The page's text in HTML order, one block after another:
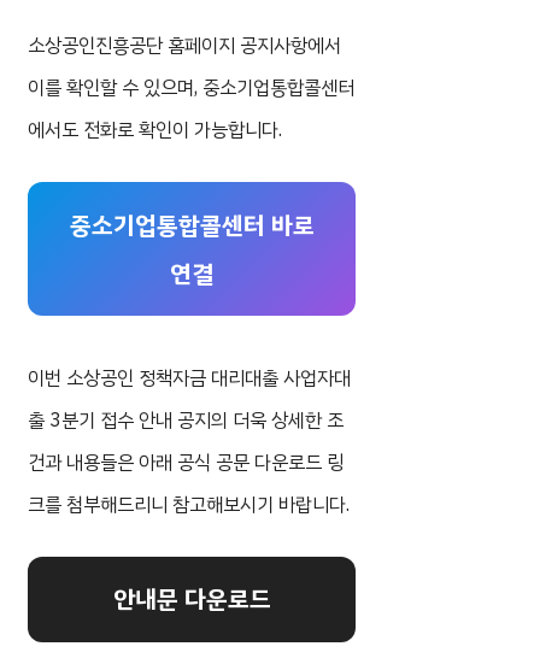
소상공인진흥공단 홈페이지 공지사항에서
이를 확인할 수 있으며, 중소기업통합콜센터
에서도 전화로 확인이 가능합니다.
중소기업통합콜센터 바로
연결
이번 소상공인 정책자금 대리대출 사업자대
출 3분기 접수 안내 공지의 더욱 상세한 조
건과 내용들은 아래 공식 공문 다운로드 링
크를 첨부해드리니 참고해보시기 바랍니다.
안내문 다운로드